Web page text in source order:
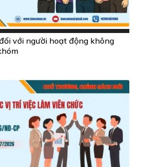
với người hoạt động không